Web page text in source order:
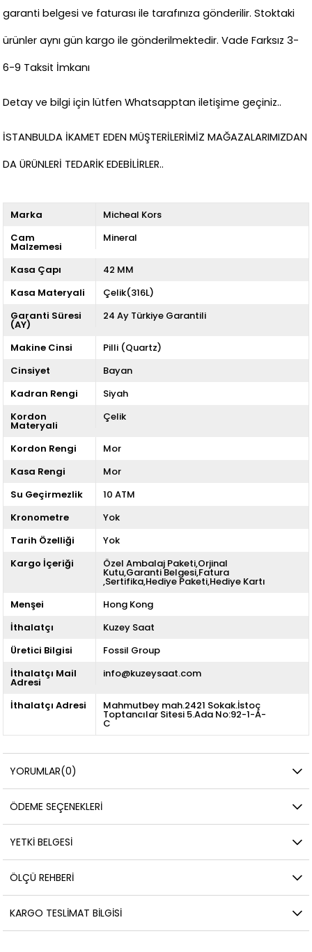
garanti belgesi ve faturası ile tarafınıza gönderilir. Stoktaki
ürünler aynı gün kargo ile gönderilmektedir. Vade Farksız 3-
6-9 Taksit İmkanı
Detay ve bilgi için lütfen Whatsapptan iletişime geçiniz..
İSTANBULDA İKAMET EDEN MÜŞTERİLERİMİZ MAĞAZALARIMIZDAN
DA ÜRÜNLERİ TEDARİK EDEBİLİRLER..
Marka
Micheal Kors
Cam
Malzemesi
Mineral
Kasa Çapı
42 MM
Kasa Materyali
Çelik(316L)
Garanti Süresi
(AY)
24 Ay Türkiye Garantili
Makine Cinsi
Pilli (Quartz)
Cinsiyet
Bayan
Kadran Rengi
Siyah
Kordon
Materyali
Çelik
Kordon Rengi
Mor
Kasa Rengi
Mor
Su Geçirmezlik
10 ATM
Kronometre
Yok
Tarih Özelliği
Yok
Kargo İçeriği
Özel Ambalaj Paketi,Orjinal
Kutu,Garanti Belgesi,Fatura
,Sertifika,Hediye Paketi,Hediye Kartı
Menşei
Hong Kong
İthalatçı
Kuzey Saat
Üretici Bilgisi
Fossil Group
İthalatçı Mail
Adresi
info@kuzeysaat.com
İthalatçı Adresi Mahmutbey mah.2421 Sokak.İstoç
Toptancılar Sitesi 5.Ada No:92-1-A-
C
YORUMLAR(0)
ÖDEME SEÇENEKLERI
YETKİ BELGESİ
ÖLÇÜ REHBERI
KARGO TESLIMAT BILGISI